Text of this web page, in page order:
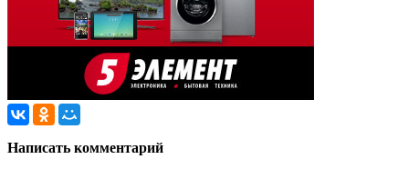
Написать комментарий